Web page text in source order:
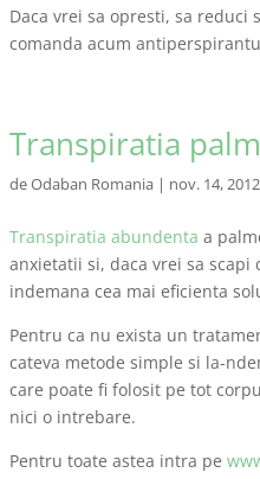
Daca vrei sa opresti, sa reduci
comanda acum
Transpiratia
deOdaban Romania | nov. 14, 2012
Transpiratia abundenta a
anxietatii si, daca vrei sa
indemana cea mai eficienta
Pentru ca nu exista un
cateva metode simple si la-
care poate fi folosit pe tot
nici o intrebare.
Pentru toate astea intra pe